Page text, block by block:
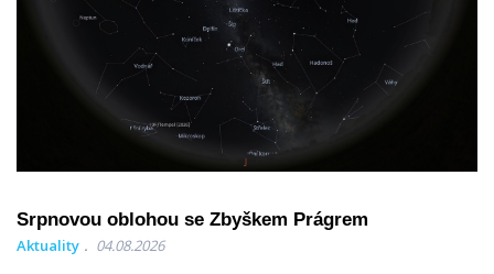
Srpnovou oblohou se Zbyškem Prágrem
Aktuality 04.08.2026